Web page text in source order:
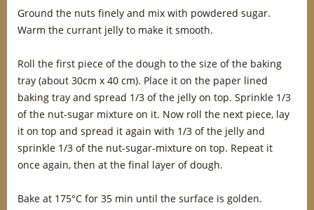
Ground the nuts finely and mix with powdered sugar.
Warm the currant jelly to make it smooth.
Roll the first piece of the dough to the size of the baking
tray (about 30cm x 40 cm). Place it on the paper lined
baking tray and spread 1/3 of the jelly on top. Sprinkle 1/3
of the nut-sugar mixture on it. Now roll the next piece, lay
it on top and spread it again with 1/3 of the jelly and
sprinkle 1/3 of the nut-sugar-mixture on top. Repeat it
once again, then at the final layer of dough.
Bake at 175°C for 35 min until the surface is golden.